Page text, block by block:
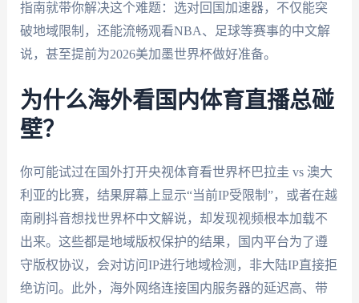
指南就带你解决这个难题：选对回国加速器，不仅能突
破地域限制，还能流畅观看NBA、足球等赛事的中文解
说，甚至提前为2026美加墨世界杯做好准备。
为什么海外看国内体育直播总碰
壁？
你可能试过在国外打开央视体育看世界杯巴拉圭 vs 澳大
利亚的比赛，结果屏幕上显示“当前IP受限制”，或者在越
南刷抖音想找世界杯中文解说，却发现视频根本加载不
出来。这些都是地域版权保护的结果，国内平台为了遵
守版权协议，会对访问IP进行地域检测，非大陆IP直接拒
绝访问。此外，海外网络连接国内服务器的延迟高、带